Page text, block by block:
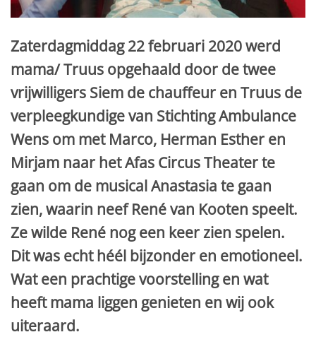
Zaterdagmiddag 22 februari 2020 werd
mama/ Truus opgehaald door de twee
vrijwilligers Siem de chauffeur en Truus de
verpleegkundige van Stichting Ambulance
Wens om met Marco, Herman Esther en
Mirjam naar het Afas Circus Theater te
gaan om de musical Anastasia te gaan
zien, waarin neef René van Kooten speelt.
Ze wilde René nog een keer zien spelen.
Dit was echt héél bijzonder en emotioneel.
Wat een prachtige voorstelling en wat
heeft mama liggen genieten en wij ook
uiteraard.